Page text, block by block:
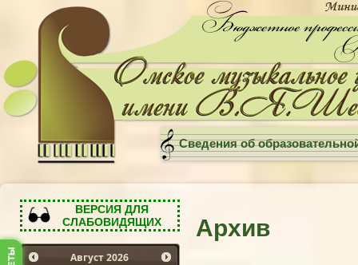
Сведения об
ВЕРСИЯ ДЛЯ
СЛАБОВИДЯЩИХ
Август 2026
Архив